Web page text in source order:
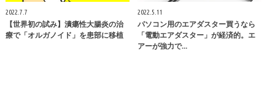
2022.7.7
【世界初の試み】潰瘍性大腸炎の治
療で「オルガノイド」を患部に移植
2022.5.11
パソコン用のエアダスター買うなら
「電動エアダスター」が経済的。エ
アーが強力で…